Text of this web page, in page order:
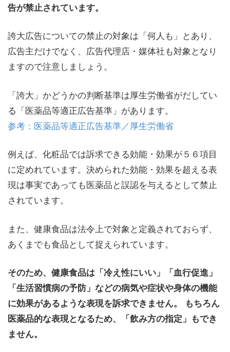
告が禁止されています。
誇大広告についての禁止の対象は「何人も」とあり、
広告主だけでなく、広告代理店・媒体社も対象となり
ますので注意しましょう。
「誇大」かどうかの判断基準は厚生労働省がだしてい
る「医薬品等適正広告基準」があります。
参考：医薬品等適正広告基準／厚生労働省
例えば、化粧品では訴求できる効能・効果が５６項目
に定めれています。決められた効能・効果を超える表
現は事実であっても医薬品と誤認を与えるとして禁止
されています。
また、健康食品は法令上で対象と定義されておらず、
あくまでも食品として捉えられています。
そのため、健康食品は「冷え性にいい」「血行促進」
「生活習慣病の予防」などの病気や症状や身体の機能
に効果があるような表現を訴求できません。 もちろん
医薬品的な表現となるため、「飲み方の指定」もでき
ません。